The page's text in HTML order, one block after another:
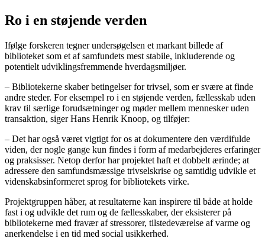
Ro i en støjende verden
Ifølge forskeren tegner undersøgelsen et markant billede af
biblioteket som et af samfundets mest stabile, inkluderende og
potentielt udviklingsfremmende hverdagsmiljøer.
– Bibliotekerne skaber betingelser for trivsel, som er svære at finde
andre steder. For eksempel ro i en støjende verden, fællesskab uden
krav til særlige forudsætninger og møder mellem mennesker uden
transaktion, siger Hans Henrik Knoop, og tilføjer:
– Det har også været vigtigt for os at dokumentere den værdifulde
viden, der nogle gange kun findes i form af medarbejderes erfaringer
og praksisser. Netop derfor har projektet haft et dobbelt ærinde; at
adressere den samfundsmæssige trivselskrise og samtidig udvikle et
videnskabsinformeret sprog for bibliotekets virke.
Projektgruppen håber, at resultaterne kan inspirere til både at holde
fast i og udvikle det rum og de fællesskaber, der eksisterer på
bibliotekerne med fravær af stressorer, tilstedeværelse af varme og
anerkendelse i en tid med social usikkerhed.